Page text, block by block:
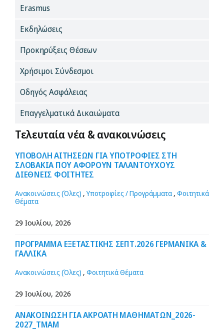
Erasmus
Εκδηλώσεις
Προκηρύξεις Θέσεων
Χρήσιμοι Σύνδεσμοι
Οδηγός Ασφάλειας
Επαγγελματικά Δικαιώματα
Τελευταία νέα & ανακοινώσεις
ΥΠΟΒΟΛΗ ΑΙΤΗΣΕΩΝ ΓΙΑ ΥΠΟΤΡΟΦΙΕΣ ΣΤΗ
ΣΛΟΒΑΚΙΑ ΠΟΥ ΑΦΟΡΟΥΝ ΤΑΛΑΝΤΟΥΧΟΥΣ
ΔΙΕΘΝΕΙΣ ΦΟΙΤΗΤΕΣ
Ανακοινώσεις (Όλες) ,Υποτροφίες / Προγράμματα, Φοιτητικά
Θέματα
29 Ιουλίου, 2026
ΠΡΟΓΡΑΜΜΑ ΕΞΕΤΑΣΤΙΚΗΣ ΣΕΠΤ.2026 ΓΕΡΜΑΝΙΚΑ &
ΓΑΛΛΙΚΑ
Ανακοινώσεις (Όλες) , Φοιτητικά Θέματα
29 Ιουλίου, 2026
ΑΝΑΚΟΙΝΩΣΗ ΓΙΑ ΑΚΡΟΑΤΗ ΜΑΘΗΜΑΤΩΝ_2026-
2027_ΤΜΑΜ